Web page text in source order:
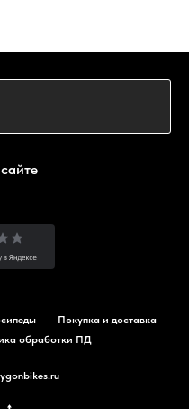
Покупка и доставка
обработки ПД